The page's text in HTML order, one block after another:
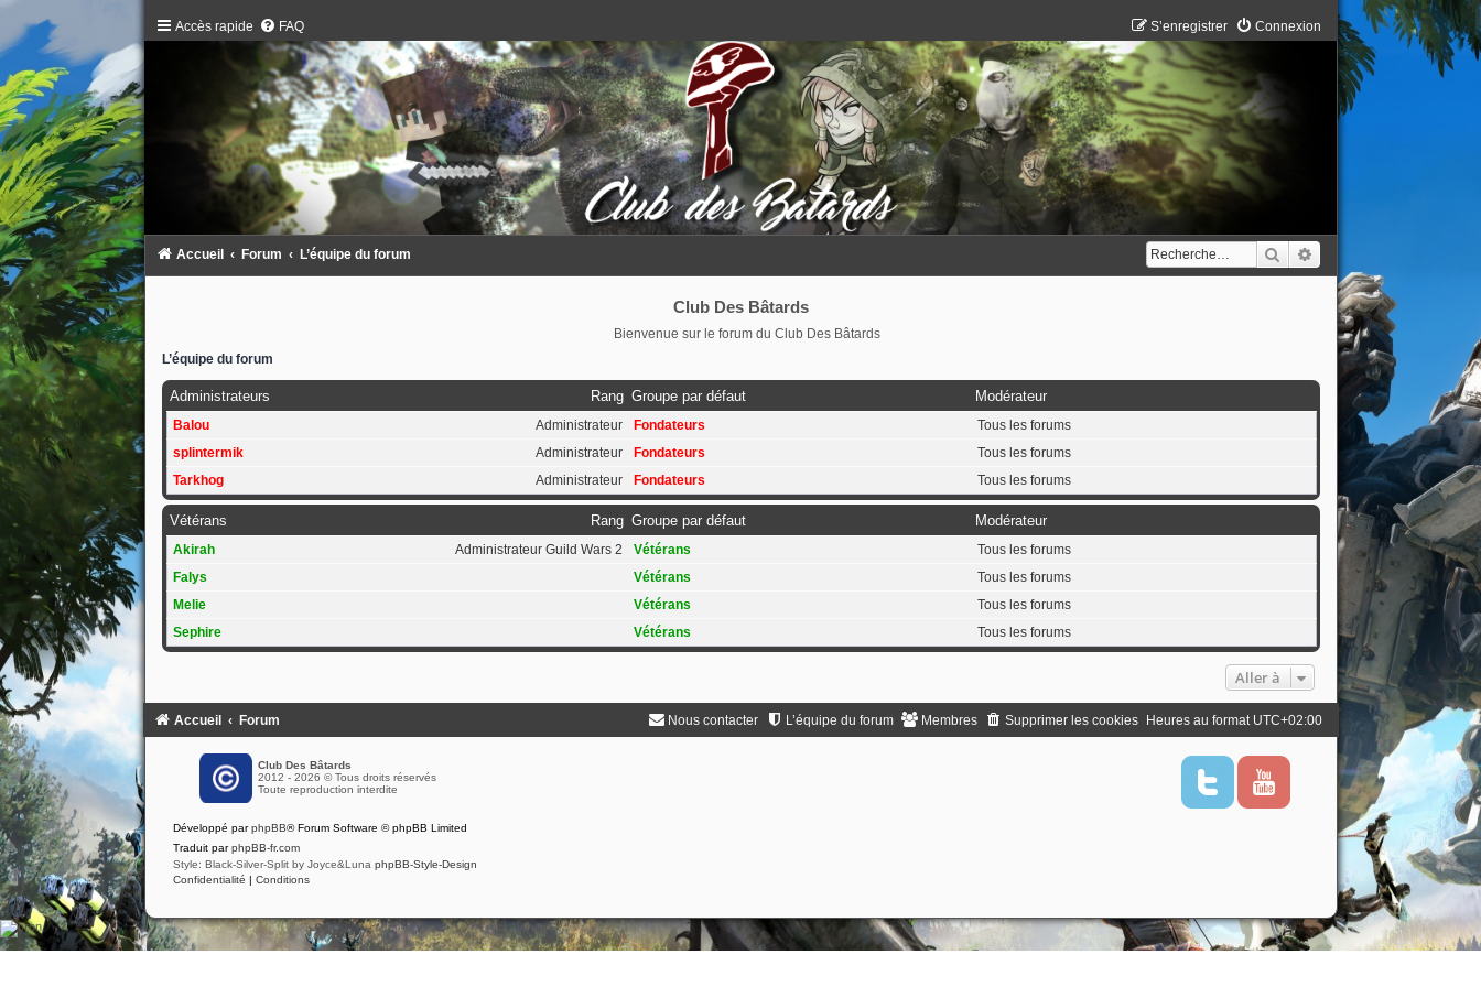
Accès rapide FAQ Connexion
S’enregistrer
Rechercher
Accueil Forum L’équipe du forum
Club Des Bâtards
Bienvenue sur le forum du Club Des Bâtards
L’équipe du forum
Rang
Administrateurs Groupe par défaut Modérateur
Administrateur
Balou Fondateurs
Tous les forums
Administrateur
splintermik Fondateurs
Tous les forums
Administrateur
Tarkhog Fondateurs Tous les forums
Rang
Vétérans Groupe par défaut Modérateur
Administrateur Guild Wars 2
Akirah Vétérans
Tous les forums
Falys
Vétérans
Tous les forums
Melie
Vétérans
Tous les forums
Sephire
Vétérans Tous les forums
Aller à
Accueil Forum Heures au format UTC+02:00
Supprimer les cookies
Membres
L’équipe du forum
Nous contacter
Club Des Bâtards
2012 - 2026 © Tous droits réservés
Toute reproduction interdite
T
i
Y
u
Développé parphpBB® Forum Software © phpBB Limited
Traduit parphpBB-fr.com
Style: Black-Silver-Split by Joyce&Luna phpBB-Style-Design
Confidentialité | Conditions